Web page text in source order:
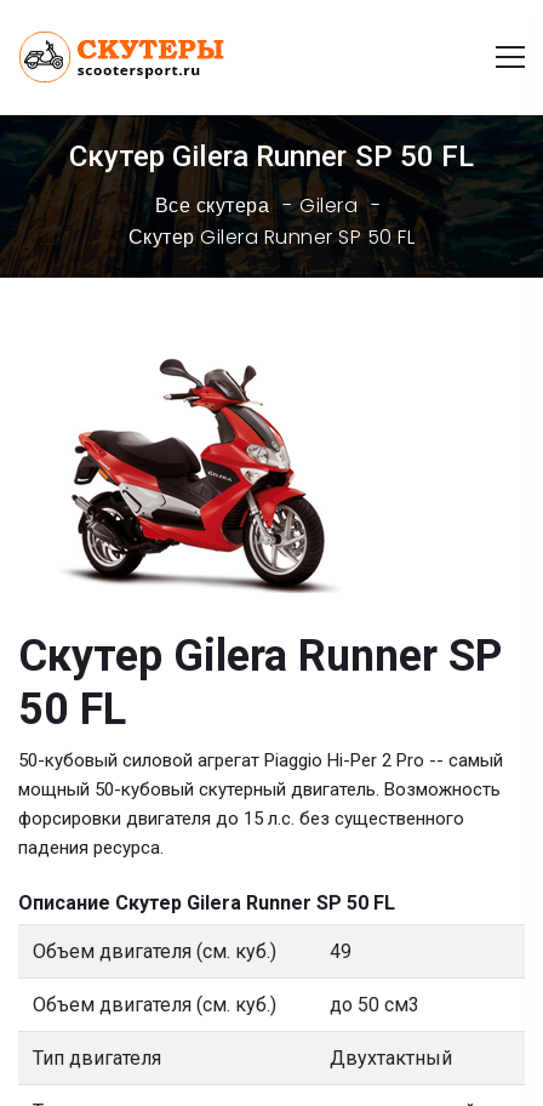
Скутер Gilera Runner SP 50 FL
Все скутера
Gilera
Скутер Gilera Runner SP 50 FL
Скутер Gilera Runner SP
50 FL
50-кубовый силовой агрегат Piaggio Hi-Per 2 Pro -- самый
мощный 50-кубовый скутерный двигатель. Возможность
форсировки двигателя до 15 л.с. без существенного
падения ресурса.
Описание Скутер Gilera Runner SP 50 FL
Объем двигателя (см. куб.) 49
Объем двигателя (см. куб.) до 50 см3
Тип двигателя Двухтактный